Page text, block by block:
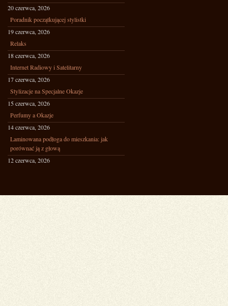
20 czerwca, 2026
Poradnik początkującej stylistki
19 czerwca, 2026
Relaks
18 czerwca, 2026
Internet Radiowy i Satelitarny
17 czerwca, 2026
Stylizacje na Specjalne Okazje
15 czerwca, 2026
Perfumy a Okazje
14 czerwca, 2026
Laminowana podłoga do mieszkania: jak
porównać ją z głową
12 czerwca, 2026